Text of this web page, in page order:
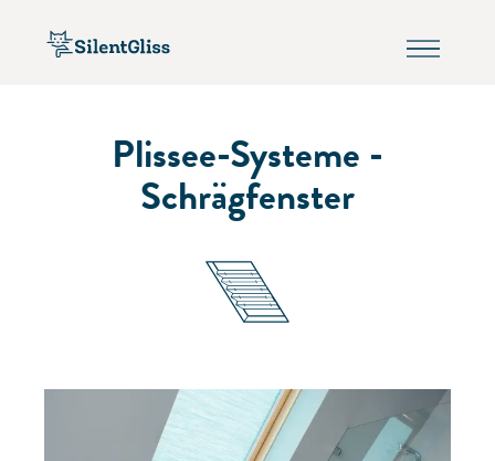
Plissee-Systeme -
Schrägfenster